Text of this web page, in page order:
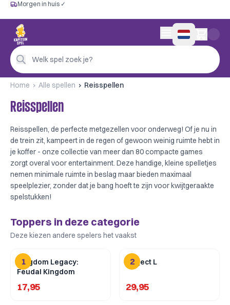
Gratis vanaf €60
Morgen in huis ✓
Persoonlijk advies
4,9/5 —
Morgen in huis ✓
Welk spel zoek je?
0 artikelen in
Home Alle spellen Reisspellen
Reisspellen
Reisspellen, de perfecte metgezellen voor onderweg! Of je nu in
de trein zit, kampeert in de regen of gewoon weinig ruimte hebt in
je koffer - onze collectie van meer dan 80 compacte games
zorgt overal voor entertainment. Deze handige, kleine spelletjes
nemen minimale ruimte in beslag maar bieden maximaal
speelplezier, zonder dat je bang hoeft te zijn voor kwijtgeraakte
spelstukken!
Toppers in deze categorie
Deze kiezen andere spelers het vaakst
1
Kingdom Legacy:
Feudal Kingdom
17,95
2
Project L
29,95